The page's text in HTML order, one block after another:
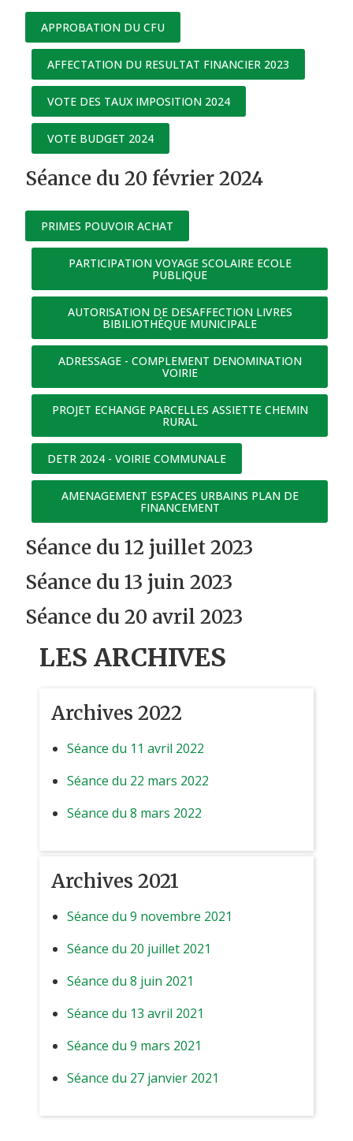
APPROBATION DU CFU
AFFECTATION DU RESULTAT FINANCIER 2023
VOTE DES TAUX IMPOSITION 2024
VOTE BUDGET 2024
Séance du 20 février 2024
PRIMES POUVOIR ACHAT
PARTICIPATION VOYAGE SCOLAIRE ECOLE
PUBLIQUE
AUTORISATION DE DESAFFECTION LIVRES
BIBILIOTHÈQUE MUNICIPALE
ADRESSAGE - COMPLEMENT DENOMINATION
VOIRIE
PROJET ECHANGE PARCELLES ASSIETTE CHEMIN
RURAL
DETR 2024 - VOIRIE COMMUNALE
AMENAGEMENT ESPACES URBAINS PLAN DE
FINANCEMENT
Séance du 12 juillet 2023
Séance du 13 juin 2023
Séance du 20 avril 2023
LES ARCHIVES
Archives 2022
Séance du 11 avril 2022
Séance du 22 mars 2022
Séance du 8 mars 2022
Archives 2021
Séance du 9 novembre 2021
Séance du 20 juillet 2021
Séance du 8 juin 2021
Séance du 13 avril 2021
Séance du 9 mars 2021
Séance du 27 janvier 2021